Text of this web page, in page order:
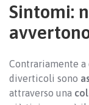
Sintomi:
Contrariamente a
diverticoli sono
attraverso una